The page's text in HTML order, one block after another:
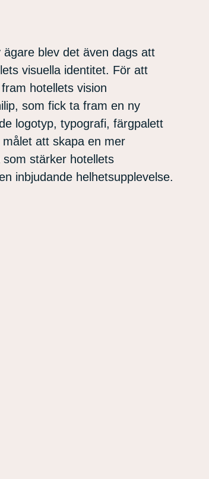
blev det även dags att
visuella identitet. För att
hotellets vision
som fick ta fram en ny
logotyp, typografi, färgpalett
att skapa en mer
stärker hotellets
inbjudande helhetsupplevelse.